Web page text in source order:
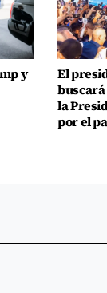
y
El
la
por el